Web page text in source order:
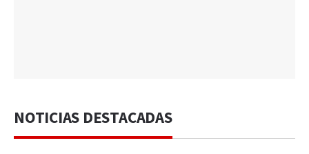
NOTICIAS DESTACADAS